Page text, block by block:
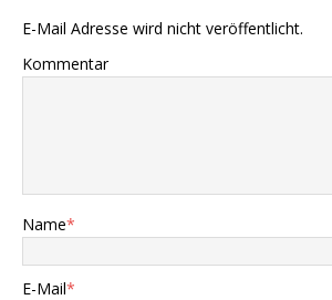
E-Mail Adresse wird nicht veröffentlicht.
Kommentar
Name*
E-Mail*